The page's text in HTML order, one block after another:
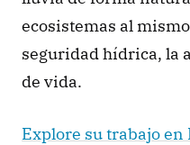
ecosistemas al
seguridad hídrica, la
de vida.
Explore su trabajo en